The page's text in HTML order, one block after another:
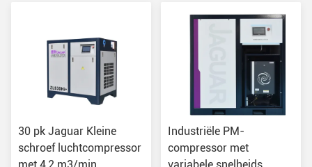
30 pk Jaguar Kleine
schroef luchtcompressor
Industriële PM-
compressor met